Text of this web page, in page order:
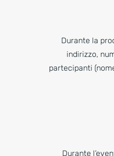
Durante la
indirizzo,
partecipanti
Durante